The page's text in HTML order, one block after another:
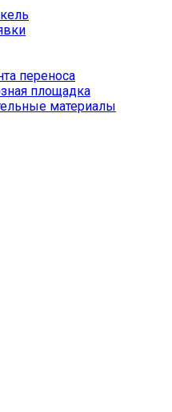
переноса
площадка
материалы